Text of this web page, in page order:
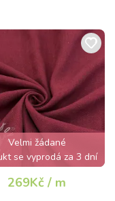
Velmi žádané
se vyprodá za 3 dní
269Kč / m